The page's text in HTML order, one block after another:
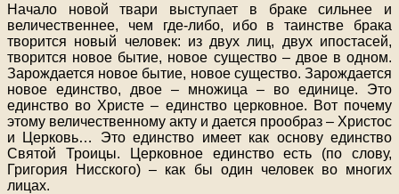
Начало новой твари выступает в браке сильнее и
величественнее, чем где-либо, ибо в таинстве брака
творится новый человек: из двух лиц, двух ипостасей,
творится новое бытие, новое существо – двое в одном.
Зарождается новое бытие, новое существо. Зарождается
новое единство, двое – множица – во единице. Это
единство во Христе – единство церковное. Вот почему
этому величественному акту и дается прообраз – Христос
и Церковь… Это единство имеет как основу единство
Святой Троицы. Церковное единство есть (по слову,
Григория Нисского) – как бы один человек во многих
лицах.